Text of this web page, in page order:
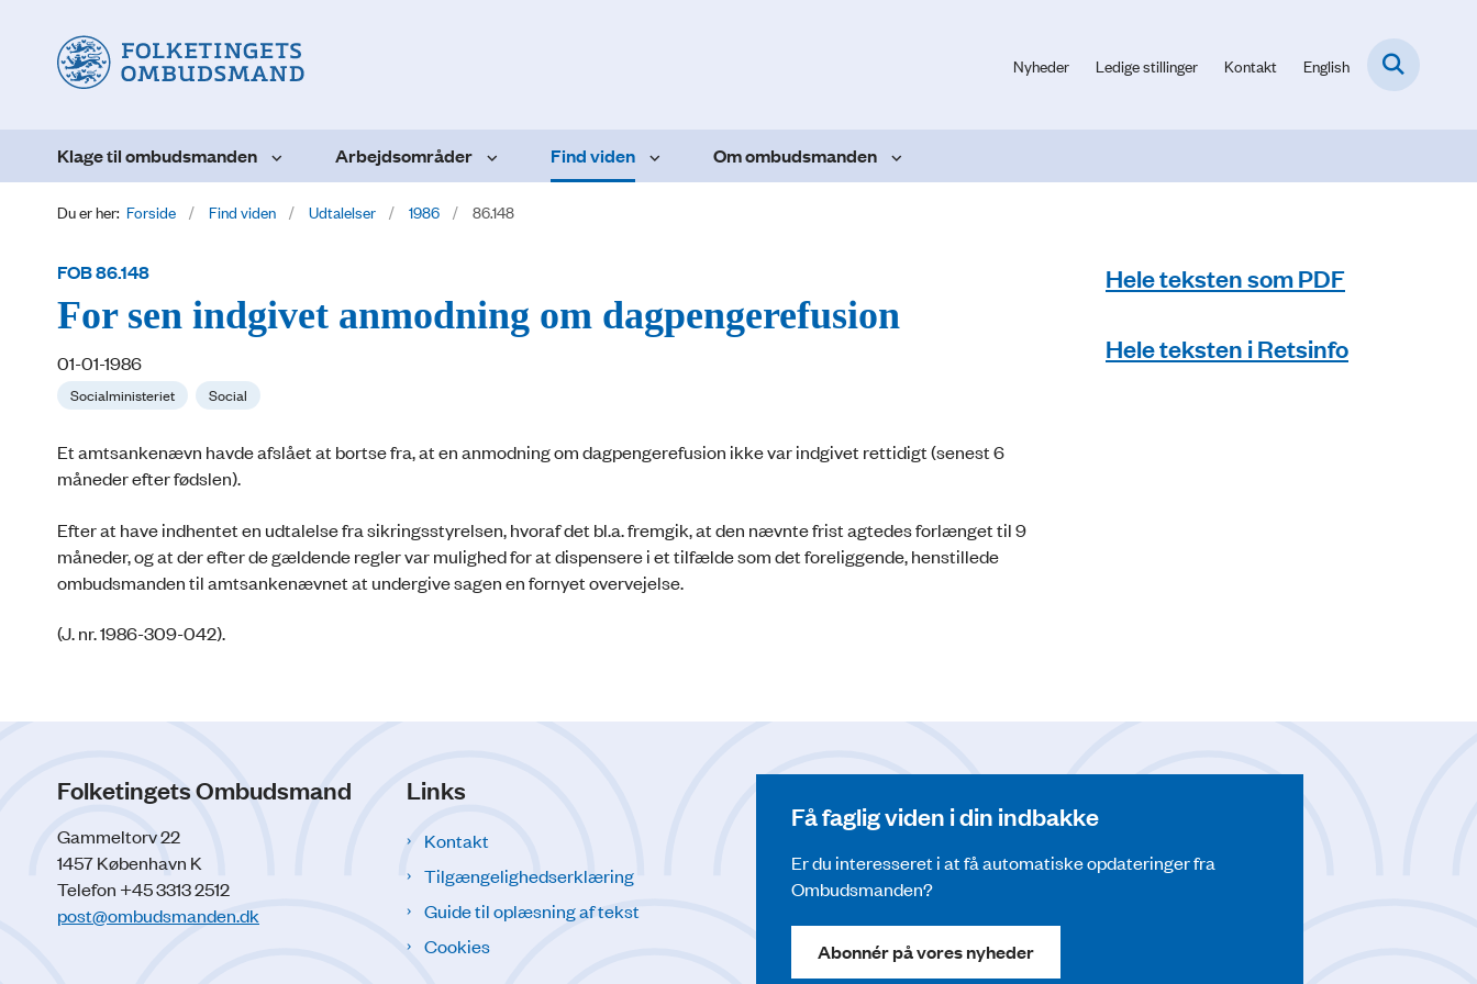
Nyheder Ledige stillinger Kontakt English
Klage til ombudsmanden Arbejdsområder Find viden Om ombudsmanden
Du er her: Forside Find viden Udtalelser 1986 86.148
FOB 86.148
For sen indgivet anmodning om dagpengerefusion
01-01-1986
Socialministeriet Social
Et amtsankenævn havde afslået at bortse fra, at en anmodning om dagpengerefusion ikke var indgivet rettidigt (senest 6
måneder efter fødslen).
Efter at have indhentet en udtalelse fra sikringsstyrelsen, hvoraf det bl.a. fremgik, at den nævnte frist agtedes forlænget til 9
måneder, og at der efter de gældende regler var mulighed for at dispensere i et tilfælde som det foreliggende, henstillede
ombudsmanden til amtsankenævnet at undergive sagen en fornyet overvejelse.
(J. nr. 1986-309-042).
Hele teksten som PDF
Hele teksten i Retsinfo
Folketingets Ombudsmand
Gammeltorv 22
1457 København K
Telefon +45 3313 2512
post@ombudsmanden.dk
Links
Kontakt
Tilgængelighedserklæring
Guide til oplæsning af tekst
Cookies
Få faglig viden i din indbakke
Er du interesseret i at få automatiske opdateringer fra
Ombudsmanden?
Abonnér på vores nyheder